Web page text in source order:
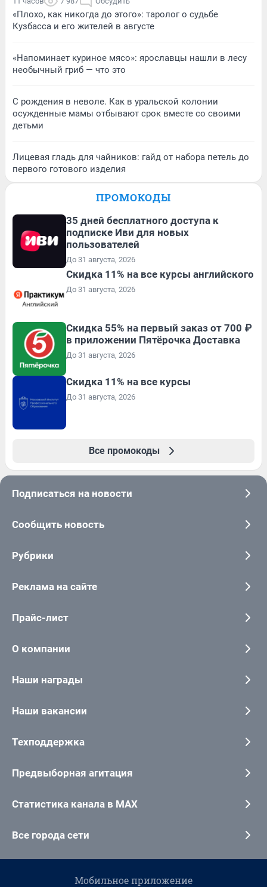
«Плохо, как никогда до этого»: таролог о судьбе
Кузбасса и его жителей в августе
«Напоминает куриное мясо»: ярославцы нашли в лесу
необычный гриб — что это
С рождения в неволе. Как в уральской колонии
осужденные мамы отбывают срок вместе со своими
детьми
Лицевая гладь для чайников: гайд от набора петель до
первого готового изделия
ПРОМОКОДЫ
35 дней бесплатного доступа к
подписке Иви для новых
пользователей
До 31 августа, 2026
Скидка 11% на все курсы английского
До 31 августа, 2026
Скидка 55% на первый заказ от 700 ₽
в приложении Пятёрочка Доставка
До 31 августа, 2026
Скидка 11% на все курсы
До 31 августа, 2026
Все промокоды
Подписаться на новости
Сообщить новость
Рубрики
Реклама на сайте
Прайс-лист
О компании
Наши награды
Наши вакансии
Техподдержка
Предвыборная агитация
Статистика канала в MAX
Все города сети
Мобильное приложение